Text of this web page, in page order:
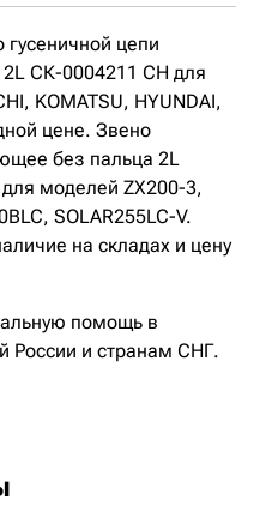
цепи
СК-0004211 CH для
KOMATSU, HYUNDAI,
цене. Звено
без пальца 2L
моделей ZX200-3,
SOLAR255LC-V.
на складах и цену
помощь в
России и странам СНГ.